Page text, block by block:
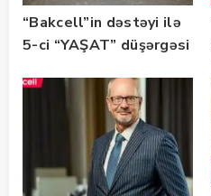
“Bakcell”in dəstəyi ilə
5-ci “YAŞAT” düşərgəsi